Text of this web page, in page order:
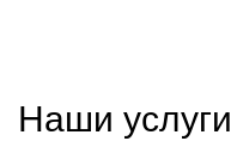
Наши услуги